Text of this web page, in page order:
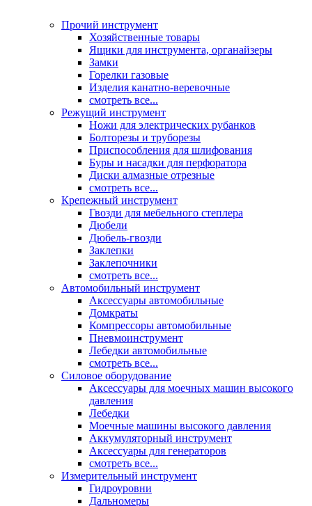
Прочий инструмент
Хозяйственные товары
Ящики для инструмента, органайзеры
Замки
Горелки газовые
Изделия канатно-веревочные
смотреть все...
Режущий инструмент
Ножи для электрических рубанков
Болторезы и труборезы
Приспособления для шлифования
Буры и насадки для перфоратора
Диски алмазные отрезные
смотреть все...
Крепежный инструмент
Гвозди для мебельного степлера
Дюбели
Дюбель-гвозди
Заклепки
Заклепочники
смотреть все...
Автомобильный инструмент
Аксессуары автомобильные
Домкраты
Компрессоры автомобильные
Пневмоинструмент
Лебедки автомобильные
смотреть все...
Силовое оборудование
Аксессуары для моечных машин высокого
давления
Лебедки
Моечные машины высокого давления
Аккумуляторный инструмент
Аксессуары для генераторов
смотреть все...
Измерительный инструмент
Гидроуровни
Дальномеры